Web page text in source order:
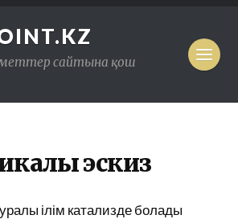
сайтына қош
эскиз
ілім катализде болады